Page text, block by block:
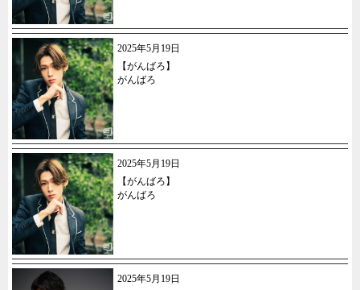
2025年5月19日
【がんばろ】
がんばろ
2025年5月19日
【がんばろ】
がんばろ
2025年5月19日